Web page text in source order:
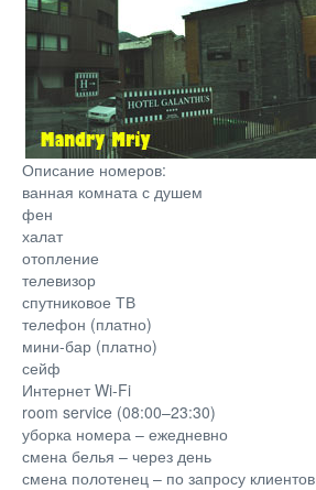
Описание номеров:
ванная комната с душем
фен
халат
отопление
телевизор
спутниковое ТВ
телефон (платно)
мини-бар (платно)
сейф
Интернет Wi-Fi
room service (08:00–23:30)
уборка номера – ежедневно
смена белья – через день
смена полотенец – по запросу клиентов